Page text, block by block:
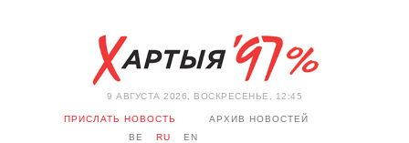
9 АВГУСТА 2026, ВОСКРЕСЕНЬЕ, 12:45
ПРИСЛАТЬ НОВОСТЬ
АРХИВ НОВОСТЕЙ
BE
RU EN